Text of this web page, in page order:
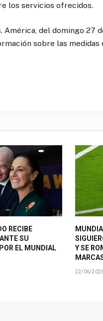
los servicios ofrecidos.
del domingo 27
sobre las medidas
RECIBE
SU
EL MUNDIAL
Y SE
22/06/